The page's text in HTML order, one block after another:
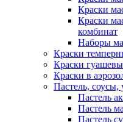
Краски
Краски
комбинат
Наборы
Краски
Краски
Краски в
Пастель, соусы,
Пастель
Пастель
Пастель